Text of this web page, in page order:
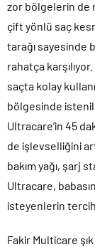
zor bölgelerin de
çift yönlü saç
tarağı sayesinde
rahatça
saçta kolay
bölgesinde
Ultracare’in 45
de işlevselliğini
bakım yağı, şarj
Ultracare,
isteyenlerin
Fakir Multicare